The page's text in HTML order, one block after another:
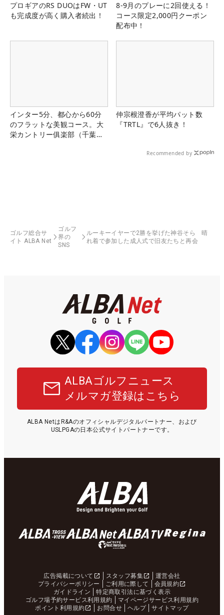
プロギアのRS DUOはFW・UT
も完成度が高く購入者続出！
8-9月のプレーに2回使える！
コース限定2,000円クーポン
配布中！
インター5分、都心から60分
のフラットな美観コース。大
栄カントリー俱楽部（千葉
仲宗根澄香が平均パット数
『TRTL』で6人抜き！
Recommended by
ゴルフ総合サ
イト ALBA Net
ゴルフ
界の
SNS
ルーキーイヤーで2勝を挙げた神谷そら 晴
れ着で参加した成人式で旧友たちと再会
ALBAゴルフニュース
メルマガ登録はこちら
ALBA NetはR&Aのオフィシャルデジタルパートナー、および
USLPGAの日本公式サイトパートナーです。
広告掲載について スタッフ募集
運営会社
プライバシーポリシー
ご利用に際して
会員規約
ガイドライン
特定商取引法に基づく表示
ゴルフ場予約サービス利用規約
マイページサービス利用規約
ポイント利用規約
お問合せ ヘルプ サイトマップ